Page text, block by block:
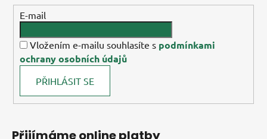
E-mail
Vložením e-mailu souhlasíte s podmínkami
ochrany osobních údajů
PŘIHLÁSIT SE